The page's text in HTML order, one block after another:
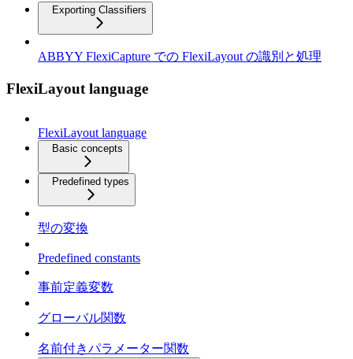
Exporting Classifiers
ABBYY FlexiCapture での FlexiLayout の識別と処理
FlexiLayout language
FlexiLayout language
Basic concepts
Predefined types
型の変換
Predefined constants
事前定義変数
グローバル関数
名前付きパラメーター関数